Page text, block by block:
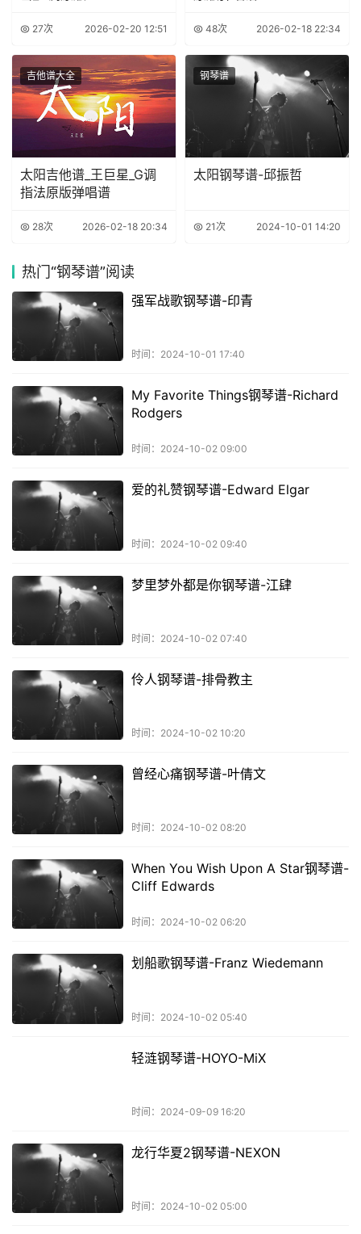
27次 2026-02-20 12:51 48次 2026-02-18 22:34
吉他谱大全
太阳吉他谱_王巨星_G调
指法原版弹唱谱
28次 2026-02-18 20:34
钢琴谱
太阳钢琴谱-邱振哲
21次 2024-10-01 14:20
热门“钢琴谱”阅读
强军战歌钢琴谱-印青
时间：2024-10-01 17:40
My Favorite Things钢琴谱-Richard
Rodgers
时间：2024-10-02 09:00
爱的礼赞钢琴谱-Edward Elgar
时间：2024-10-02 09:40
梦里梦外都是你钢琴谱-江肆
时间：2024-10-02 07:40
伶人钢琴谱-排骨教主
时间：2024-10-02 10:20
曾经心痛钢琴谱-叶倩文
时间：2024-10-02 08:20
When You Wish Upon A Star钢琴谱-
Cliff Edwards
时间：2024-10-02 06:20
划船歌钢琴谱-Franz Wiedemann
时间：2024-10-02 05:40
轻涟钢琴谱-HOYO-MiX
时间：2024-09-09 16:20
龙行华夏2钢琴谱-NEXON
时间：2024-10-02 05:00